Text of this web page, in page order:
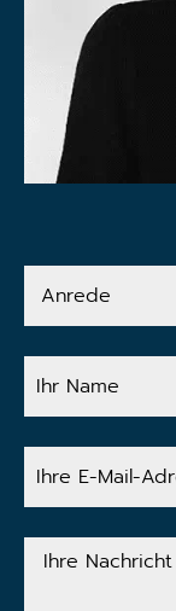
Anrede
Ihr
Name
Ihre
E-
Adresse
Ihre
Nachricht